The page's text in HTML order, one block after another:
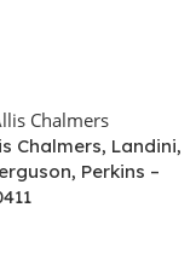
Chalmers, Landini,
Perkins –